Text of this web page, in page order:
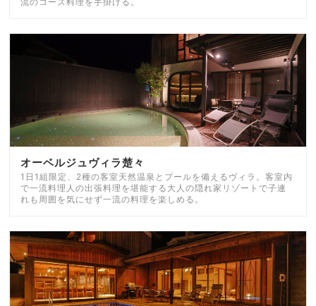
オーベルジュヴィラ楚々
1日1組限定、2種の客室天然温泉とプールを備えるヴィラ。客室内
で一流料理人の出張料理を堪能する大人の隠れ家リゾートで子連
れも周囲を気にせず一流の料理を楽しめる。